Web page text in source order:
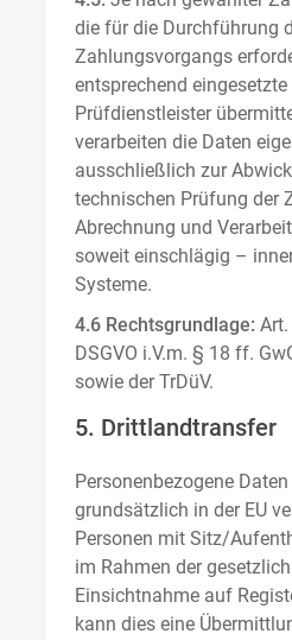
die für die Durchführung
Zahlungsvorgangs
entsprechend
Prüfdienstleister
verarbeiten die Daten
ausschließlich zur
technischen Prüfung der
Abrechnung und
soweit einschlägig –
Systeme.
4.6 Rechtsgrundlage:
DSGVO i.V.m. § 18 ff.
sowie der TrDüV.
5. Drittlandtransfer
Personenbezogene
grundsätzlich in der EU
Personen mit Sitz/
im Rahmen der
Einsichtnahme auf
kann dies eine